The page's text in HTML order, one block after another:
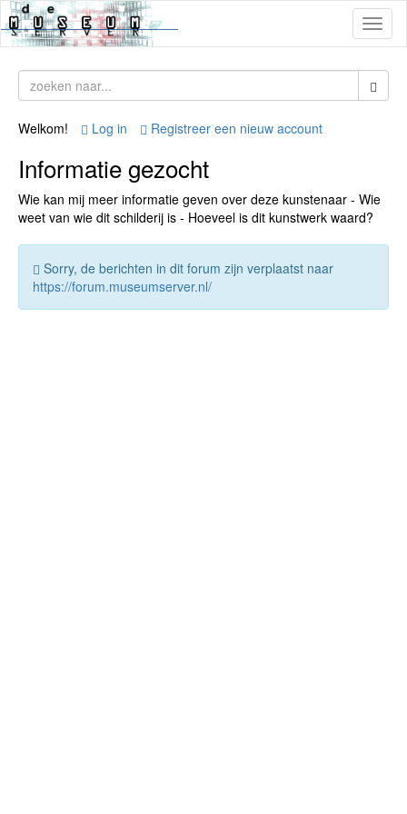
Welkom! Log in Registreer een nieuw account
Informatie gezocht
Wie kan mij meer informatie geven over deze kunstenaar - Wie
weet van wie dit schilderij is - Hoeveel is dit kunstwerk waard?
Sorry, de berichten in dit forum zijn verplaatst naar
https://forum.museumserver.nl/